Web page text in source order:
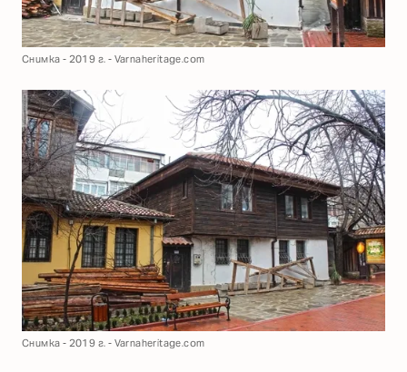
Снимка - 2019 г. - Varnaheritage.com
Снимка - 2019 г. - Varnaheritage.com